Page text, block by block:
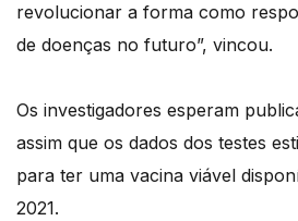
revolucionar a forma como
de doenças no futuro”, vincou.
Os investigadores esperam
assim que os dados dos testes
para ter uma vacina viável
2021.